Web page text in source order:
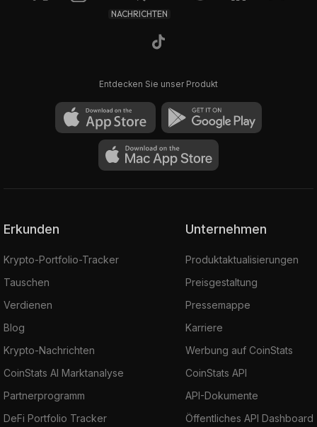
NACHRICHTEN
Entdecken Sie unser Produkt
Erkunden
Krypto-Portfolio-Tracker
Tauschen
Verdienen
Blog
Krypto-Nachrichten
CoinStats AI Marktanalyse
Partnerprogramm
DeFi Portfolio Tracker
Unternehmen
Produktaktualisierungen
Preisgestaltung
Pressemappe
Karriere
Werbung auf CoinStats
CoinStats API
API-Dokumente
Öffentliches API Dashboard